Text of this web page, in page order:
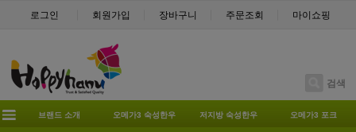
로그인 회원가입 장바구니 주문조회 마이쇼핑
검색
브랜드 소개 오메가3 숙성한우 저지방 숙성한우 오메가3 포크